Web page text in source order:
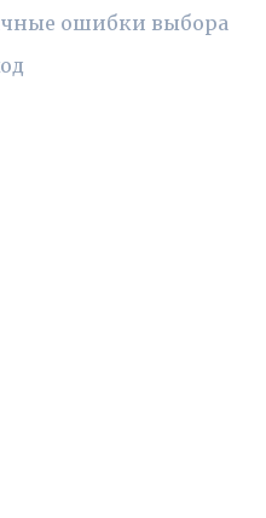
ошибки выбора